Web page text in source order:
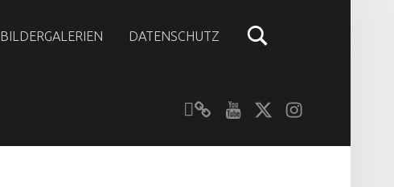
BILDERGALERIEN DATENSCHUTZ